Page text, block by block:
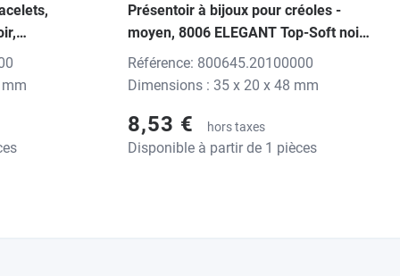
Présentoir à bijoux pour créoles -
moyen, 8006 ELEGANT Top-Soft noir,
35x20x48 mm, sans impression
Référence: 800645.20100000
Dimensions : 35 x 20 x 48 mm
8,53 € hors taxes
Disponible à partir de 1 pièces